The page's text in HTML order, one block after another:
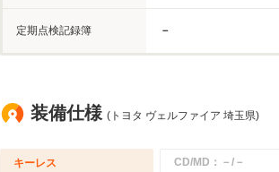
定期点検記録簿 －
装備仕様 (トヨタ ヴェルファイア 埼玉県)
キーレス CD/MD：－/－